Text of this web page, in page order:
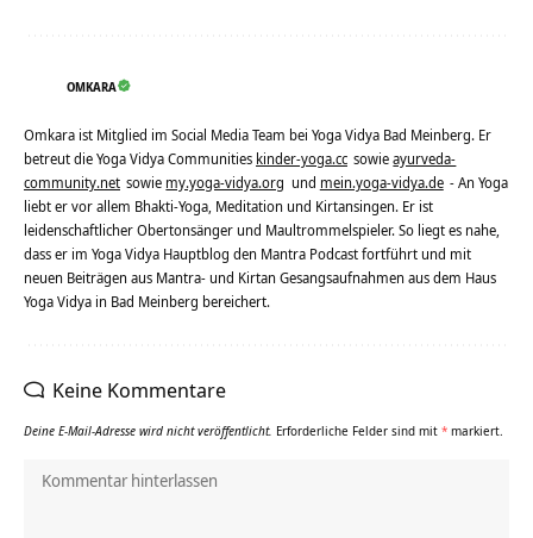
OMKARA
Omkara ist Mitglied im Social Media Team bei Yoga Vidya Bad Meinberg. Er
betreut die Yoga Vidya Communities kinder-yoga.cc sowieayurveda-
community.net sowie my.yoga-vidya.org und mein.yoga-vidya.de - An Yoga
liebt er vor allem Bhakti-Yoga, Meditation und Kirtansingen. Er ist
leidenschaftlicher Obertonsänger und Maultrommelspieler. So liegt es nahe,
dass er im Yoga Vidya Hauptblog den Mantra Podcast fortführt und mit
neuen Beiträgen aus Mantra- und Kirtan Gesangsaufnahmen aus dem Haus
Yoga Vidya in Bad Meinberg bereichert.
Keine Kommentare
Deine E-Mail-Adresse wird nicht veröffentlicht. Erforderliche Felder sind mit * markiert.